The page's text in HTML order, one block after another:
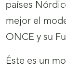
países
mejor el
ONCE y su
Éste es un